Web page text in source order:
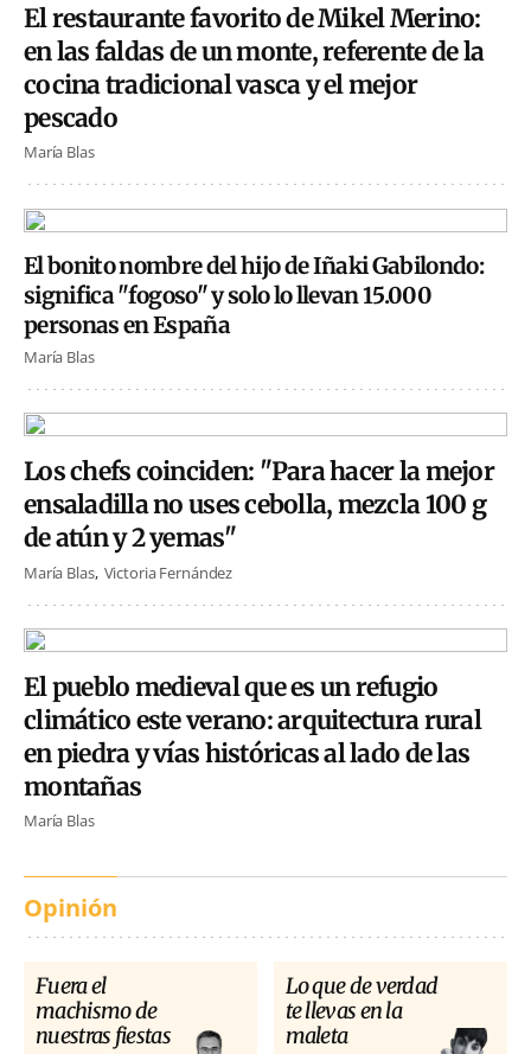
El restaurante favorito de Mikel Merino:
en las faldas de un monte, referente de la
cocina tradicional vasca y el mejor
pescado
María Blas
El bonito nombre del hijo de Iñaki Gabilondo:
significa "fogoso" y solo lo llevan 15.000
personas en España
María Blas
Los chefs coinciden: "Para hacer la mejor
ensaladilla no uses cebolla, mezcla 100 g
de atún y 2 yemas"
María Blas Victoria Fernández
El pueblo medieval que es un refugio
climático este verano: arquitectura rural
en piedra y vías históricas al lado de las
montañas
María Blas
Opinión
Fuera el
machismo de
nuestras fiestas
Lo que de verdad
te llevas en la
maleta